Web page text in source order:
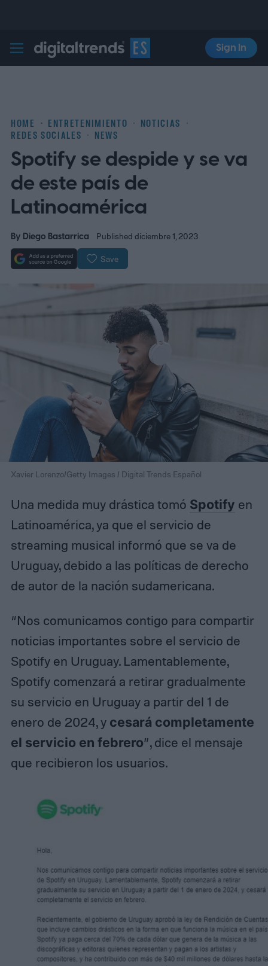
Digital Trends Español
Sign In
HOME ENTRETENIMIENTO
NOTICIAS
REDES SOCIALES
NEWS
Spotify se despide y se va
de este país de
Latinoamérica
By Diego Bastarrica Published diciembre 1, 2023
Save
Xavier Lorenzo/Getty Images / Digital Trends Español
Una medida muy drástica tomó Spotify en
Latinoamérica, ya que el servicio de
streaming musical informó que se va de
Uruguay, debido a las políticas de derecho
de autor de la nación sudamericana.
“Nos comunicamos contigo para compartir
noticias importantes sobre el servicio de
Spotify en Uruguay. Lamentablemente,
Spotify comenzará a retirar gradualmente
su servicio en Uruguay a partir del 1 de
enero de 2024, y cesará completamente
el servicio en febrero”, dice el mensaje
que recibieron los usuarios.